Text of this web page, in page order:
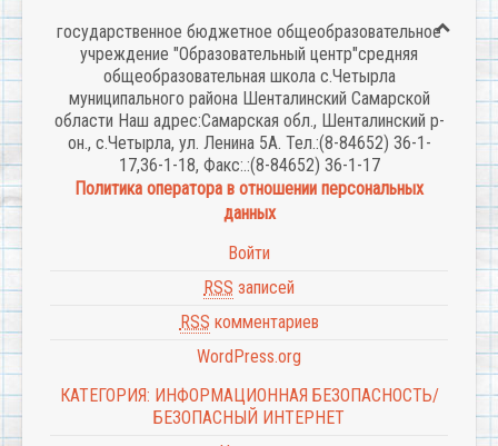
государственное бюджетное общеобразовательное
учреждение "Образовательный центр"средняя
общеобразовательная школа с.Четырла
муниципального района Шенталинский Самарской
области Наш адрес:Самарская обл., Шенталинский р-
он., с.Четырла, ул. Ленина 5А. Тел.:(8-84652) 36-1-
17,36-1-18, Факс:.:(8-84652) 36-1-17
Политика оператора в отношении персональных
данных
Войти
RSS записей
RSS комментариев
WordPress.org
КАТЕГОРИЯ: ИНФОРМАЦИОННАЯ БЕЗОПАСНОСТЬ/
БЕЗОПАСНЫЙ ИНТЕРНЕТ